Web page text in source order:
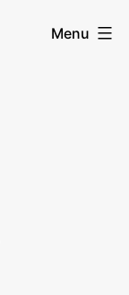
Menu